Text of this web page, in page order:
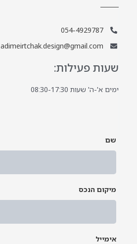
054-4929787
adimeirtchak.design@gmail.com
שעות פעילות:
ימים א'-ה' שעות 08:30-17:30
שם
מיקום הנכס
אימייל